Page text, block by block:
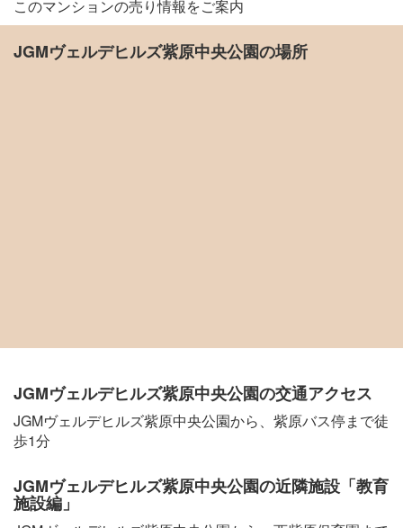
このマンションの売り情報をご案内
JGMヴェルデヒルズ紫原中央公園の場所
JGMヴェルデヒルズ紫原中央公園の交通アクセス
JGMヴェルデヒルズ紫原中央公園から、紫原バス停まで徒
歩1分
JGMヴェルデヒルズ紫原中央公園の近隣施設「教育
施設編」